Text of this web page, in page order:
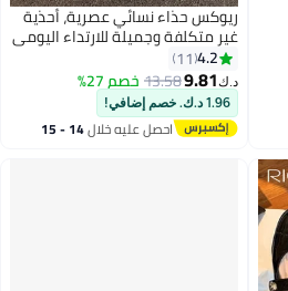
8
ريوكس حذاء نسائي عصرية، أحذية
غير متكلفة وجميلة للارتداء اليومي
بخيوط كلاسيكية، حذاء سير نسائي
واسع الحافة دائري، حذاء نسائي
راحة خفيف الوزن، حذاء نسائي مريح
للارتداء اليومي، حذاء مسطح غير
انزلاق للفتيات، أحذية ارتداء نسائية
4.2
11
د.ك‏9.81
13.58خصم 27%
1.96 د.ك. خصم إضافي!
احصل عليه خلال 14 - 15